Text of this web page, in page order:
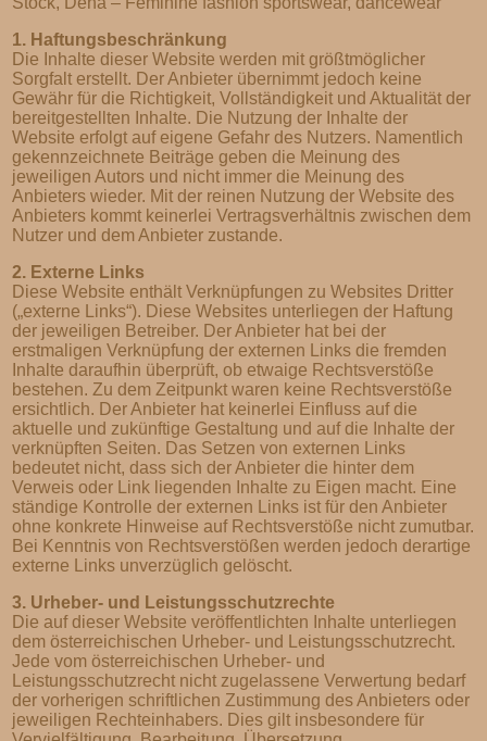
1. Haftungsbeschränkung
Die Inhalte dieser Website werden mit größtmöglicher
Sorgfalt erstellt. Der Anbieter übernimmt jedoch keine
Gewähr für die Richtigkeit, Vollständigkeit und Aktualität der
bereitgestellten Inhalte. Die Nutzung der Inhalte der
Website erfolgt auf eigene Gefahr des Nutzers. Namentlich
gekennzeichnete Beiträge geben die Meinung des
jeweiligen Autors und nicht immer die Meinung des
Anbieters wieder. Mit der reinen Nutzung der Website des
Anbieters kommt keinerlei Vertragsverhältnis zwischen dem
Nutzer und dem Anbieter zustande.
2. Externe Links
Diese Website enthält Verknüpfungen zu Websites Dritter
(„externe Links“). Diese Websites unterliegen der Haftung
der jeweiligen Betreiber. Der Anbieter hat bei der
erstmaligen Verknüpfung der externen Links die fremden
Inhalte daraufhin überprüft, ob etwaige Rechtsverstöße
bestehen. Zu dem Zeitpunkt waren keine Rechtsverstöße
ersichtlich. Der Anbieter hat keinerlei Einfluss auf die
aktuelle und zukünftige Gestaltung und auf die Inhalte der
verknüpften Seiten. Das Setzen von externen Links
bedeutet nicht, dass sich der Anbieter die hinter dem
Verweis oder Link liegenden Inhalte zu Eigen macht. Eine
ständige Kontrolle der externen Links ist für den Anbieter
ohne konkrete Hinweise auf Rechtsverstöße nicht zumutbar.
Bei Kenntnis von Rechtsverstößen werden jedoch derartige
externe Links unverzüglich gelöscht.
3. Urheber- und Leistungsschutzrechte
Die auf dieser Website veröffentlichten Inhalte unterliegen
dem österreichischen Urheber- und Leistungsschutzrecht.
Jede vom österreichischen Urheber- und
Leistungsschutzrecht nicht zugelassene Verwertung bedarf
der vorherigen schriftlichen Zustimmung des Anbieters oder
jeweiligen Rechteinhabers. Dies gilt insbesondere für